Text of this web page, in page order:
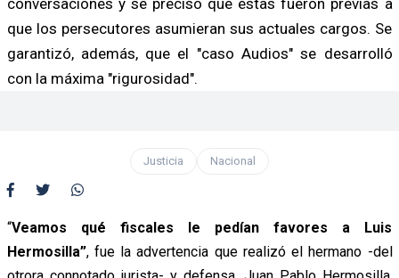
que los persecutores asumieran sus actuales cargos. Se
garantizó, además, que el "caso Audios" se desarrolló
con la máxima "rigurosidad".
Justicia Nacional
“Veamos qué fiscales le pedían favores a Luis
Hermosilla”, fue la advertencia que realizó el hermano -del